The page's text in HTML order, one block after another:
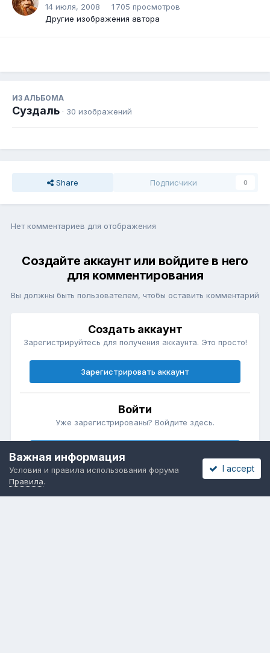
14 июля, 2008
1 705 просмотров
Другие изображения автора
ИЗ АЛЬБОМА
Суздаль · 30 изображений
Share Подписчики 0
Нет комментариев для отображения
Создайте аккаунт или войдите в него
для комментирования
Вы должны быть пользователем, чтобы оставить комментарий
Создать аккаунт
Зарегистрируйтесь для получения аккаунта. Это просто!
Зарегистрировать аккаунт
Войти
Уже зарегистрированы? Войдите здесь.
Важная информация
Условия и правила использования форума
Правила.
I accept